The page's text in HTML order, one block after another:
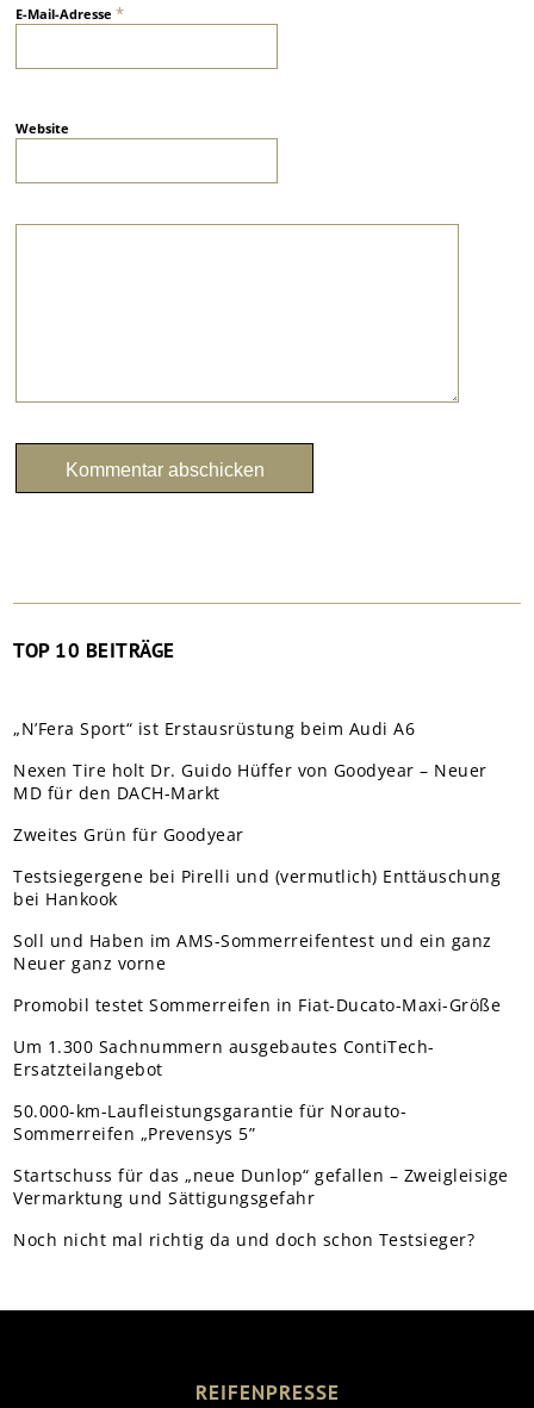
E-Mail-Adresse*
Website
TOP 10 BEITRÄGE
„N’Fera Sport“ ist Erstausrüstung beim Audi A6
Nexen Tire holt Dr. Guido Hüffer von Goodyear – Neuer
MD für den DACH-Markt
Zweites Grün für Goodyear
Testsiegergene bei Pirelli und (vermutlich) Enttäuschung
bei Hankook
Soll und Haben im AMS-Sommerreifentest und ein ganz
Neuer ganz vorne
Promobil testet Sommerreifen in Fiat-Ducato-Maxi-Größe
Um 1.300 Sachnummern ausgebautes ContiTech-
Ersatzteilangebot
50.000-km-Laufleistungsgarantie für Norauto-
Sommerreifen „Prevensys 5”
Startschuss für das „neue Dunlop“ gefallen – Zweigleisige
Vermarktung und Sättigungsgefahr
Noch nicht mal richtig da und doch schon Testsieger?
REIFENPRESSE